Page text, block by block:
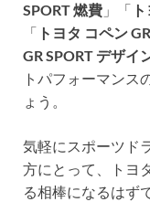
SPORT 燃費 」「
「 トヨタ コペン
GR SPORT デザイ
トパフォーマンス
ょう。
気軽にスポーツド
方にとって、トヨ
る相棒になるはず